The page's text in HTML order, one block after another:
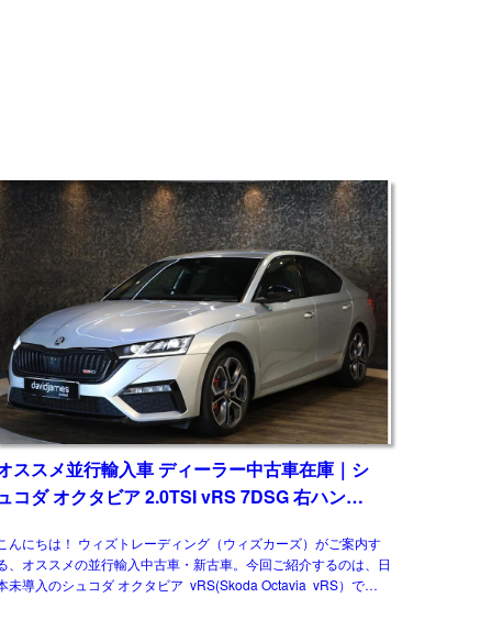
ススメ並行輸入車 ディーラー中古車在庫｜シ
コダ オクタビア 2.0TSI vRS 7DSG 右ハンド
んにちは！ ウィズトレーディング（ウィズカーズ）がご案内す
、オススメの並行輸入中古車・新古車。今回ご紹介するのは、日
未導入のシュコダ オクタビア vRS(Skoda Octavia vRS）です。